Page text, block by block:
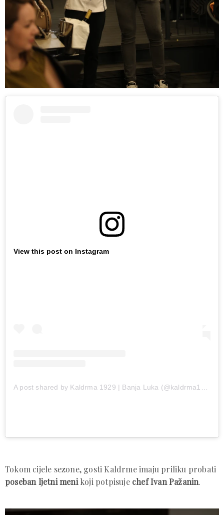
View this post on Instagram
Tokom cijele sezone, gosti Kaldrme imaju priliku probati
poseban ljetni menikoji potpisujechef Ivan Pažanin.